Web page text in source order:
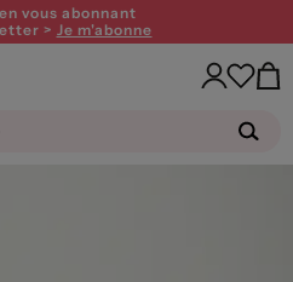
vous abonnant
> Je m'abonne